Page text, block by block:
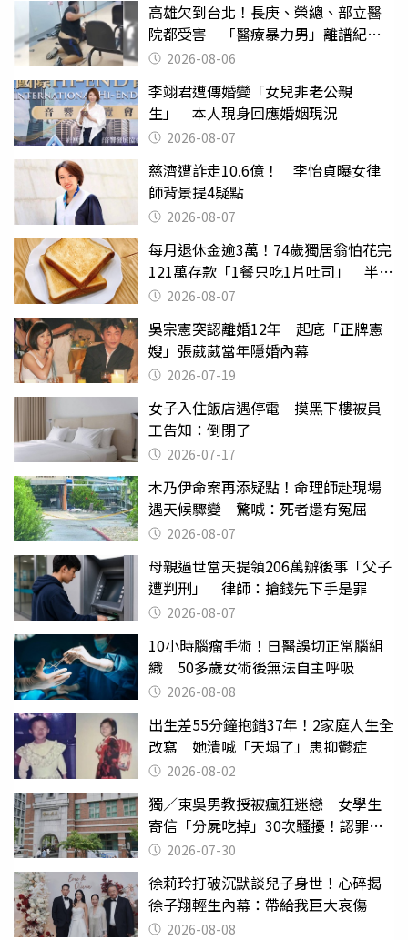
高雄欠到台北！長庚、榮總、部立醫
院都受害 「醫療暴力男」離譜紀錄
曝光2026-08-06
李翊君遭傳婚變「女兒非老公親
生」 本人現身回應婚姻現況
2026-08-07
慈濟遭詐走10.6億！ 李怡貞曝女律
師背景提4疑點
2026-08-07
每月退休金逾3萬！74歲獨居翁怕花完
121萬存款「1餐只吃1片吐司」 半年
後暴瘦嚇壞女兒
2026-08-07
吳宗憲突認離婚12年 起底「正牌憲
嫂」張葳葳當年隱婚內幕
2026-07-19
女子入住飯店遇停電 摸黑下樓被員
工告知：倒閉了
2026-07-17
木乃伊命案再添疑點！命理師赴現場
遇天候驟變 驚喊：死者還有冤屈
2026-08-07
母親過世當天提領206萬辦後事「父子
遭判刑」 律師：搶錢先下手是罪
2026-08-07
10小時腦瘤手術！日醫誤切正常腦組
織 50多歲女術後無法自主呼吸
2026-08-08
出生差55分鐘抱錯37年！2家庭人生全
改寫 她潰喊「天塌了」患抑鬱症
2026-08-02
獨／東吳男教授被瘋狂迷戀 女學生
寄信「分屍吃掉」30次騷擾！認罪免
關 2026-07-30
徐莉玲打破沉默談兒子身世！心碎揭
徐子翔輕生內幕：帶給我巨大哀傷
2026-08-08